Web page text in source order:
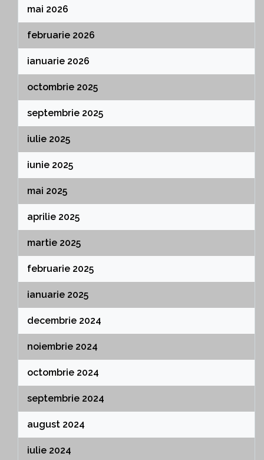
mai 2026
februarie 2026
ianuarie 2026
octombrie 2025
septembrie 2025
iulie 2025
iunie 2025
mai 2025
aprilie 2025
martie 2025
februarie 2025
ianuarie 2025
decembrie 2024
noiembrie 2024
octombrie 2024
septembrie 2024
august 2024
iulie 2024